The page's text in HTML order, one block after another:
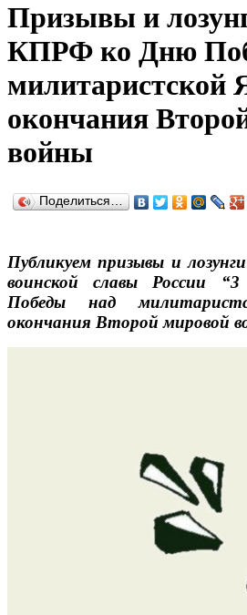
Призывы и
КПРФ ко Дню
милитаристской
окончания
войны
Поделиться…
Публикуем призывы и
воинской славы России
Победы над
окончания Второй мировой